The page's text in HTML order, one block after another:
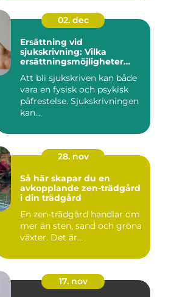
02. dec
Ersättning vid
sjukskrivning: Vilka
ersättningsmöjligheter
Att bli sjukskriven kan både
vara en fysisk och psykisk
påfrestelse. Sjukskrivningen
kan...
28. nov
Så här skapar du en
avkopplande zen-trädgård
i din trädgård
En zen-trädgård handlar om
mer än sten, sand och gröna
växter. Det är...
17. nov